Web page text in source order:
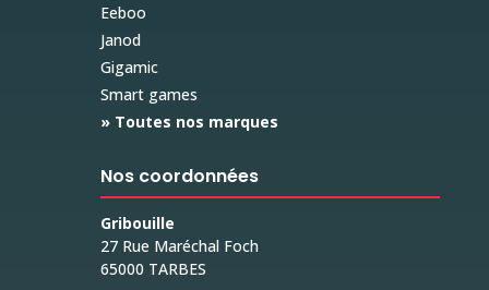
Eeboo
Janod
Gigamic
Smart games
» Toutes nos marques
Nos coordonnées
Gribouille
27 Rue Maréchal Foch
65000 TARBES